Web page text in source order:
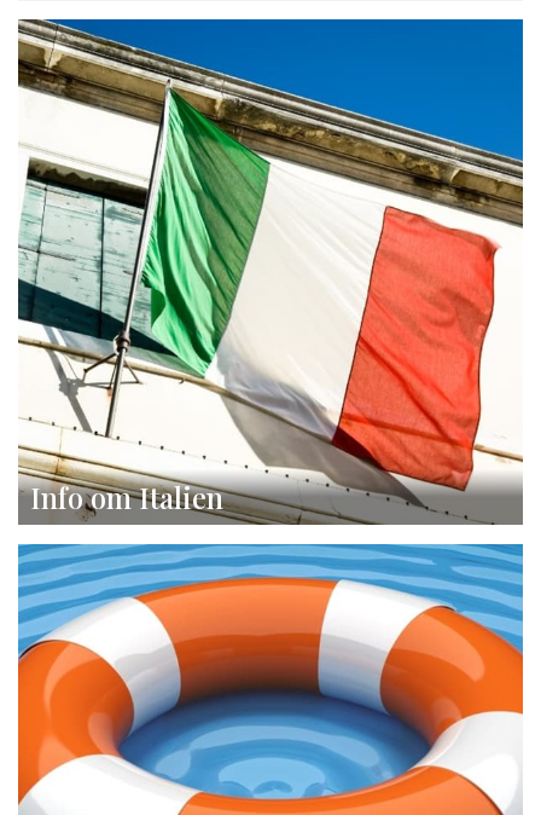
Info om Italien